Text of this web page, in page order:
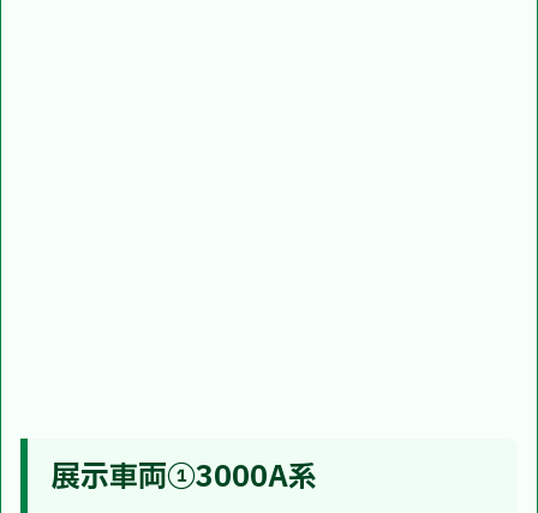
展示車両①3000A系